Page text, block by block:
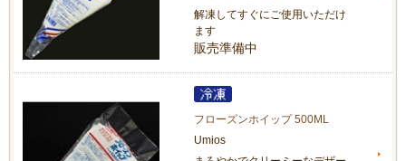
解凍してすぐにご使用いただけ
ます
販売準備中
フローズンホイップ 500ML
Umios